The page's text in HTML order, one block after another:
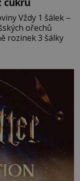
ořechů
rozinek 3 šálky